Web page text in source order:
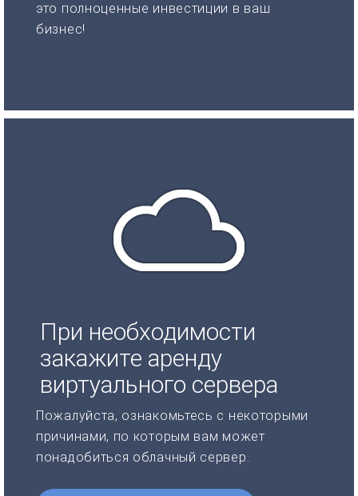
это полноценные инвестиции в ваш
бизнес!
При необходимости
закажите аренду
виртуального сервера
Пожалуйста, ознакомьтесь с некоторыми
причинами, по которым вам может
понадобиться облачный сервер.